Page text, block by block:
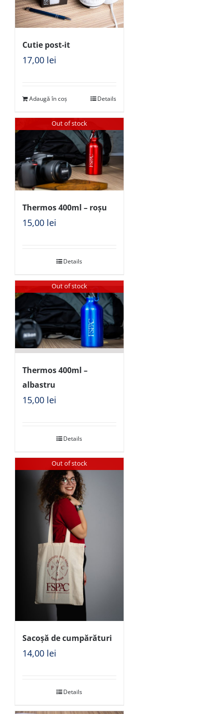
Cutie post-it
17,00 lei
Adaugă în coș Details
Out of stock
Thermos 400ml – roșu
15,00 lei
Details
Out of stock
Thermos 400ml –
albastru
15,00 lei
Details
Out of stock
Sacoșă de cumpărături
14,00 lei
Details